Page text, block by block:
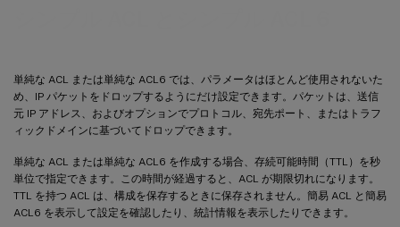
単純な ACL または単純な ACL6 では、パラメータはほとんど使用されないた
め、IP パケットをドロップするようにだけ設定できます。パケットは、送信
元 IP アドレス、およびオプションでプロトコル、宛先ポート、またはトラフ
ィックドメインに基づいてドロップできます。
単純な ACL または単純な ACL6 を作成する場合、存続可能時間（TTL）を秒
単位で指定できます。この時間が経過すると、ACL が期限切れになります。
TTL を持つ ACL は、構成を保存するときに保存されません。簡易 ACL と簡易
ACL6 を表示して設定を確認したり、統計情報を表示したりできます。